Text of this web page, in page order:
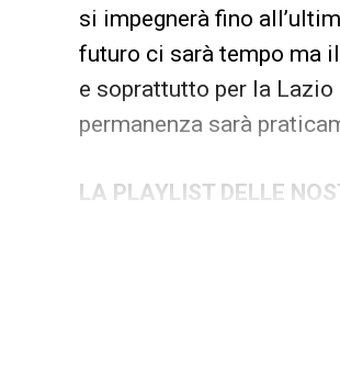
si impegnerà fino
futuro ci sarà tempo ma
e soprattutto per la
permanenza sarà
LA PLAYLIST DELLE